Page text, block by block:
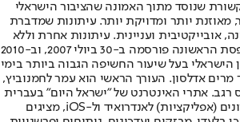
שנוסד מתוך האמונה שהציבור הישראלי
מאוזנת יותר ומדויקת יותר. עיתונות שמדברת
אובייקטיבית ועניינית. עיתונות אחרת וללא
תשלום. המהדורה המודפסת הראשונה פורסמה ב-30 ביולי 2007, וב-2010
הישראלי בעל שיעור החשיפה הגבוה ביותר בימי
מרים אדלסון. העורך הראשי הוא עמר לחמנוביץ,
רגב. אתרי האינטרנט של "ישראל היום" בעברית
ובאנגלית, כמו כן היישומונים (אפליקציות) לאנדרואיד ול-iOS, מציגים